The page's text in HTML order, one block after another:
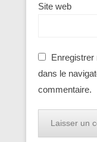
Site web
dans le
commentaire.